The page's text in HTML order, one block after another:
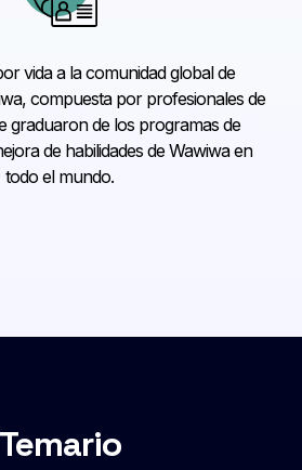
vida a la comunidad global de
compuesta por profesionales de
graduaron de los programas de
de habilidades de Wawiwa en
todo el mundo.
Temario